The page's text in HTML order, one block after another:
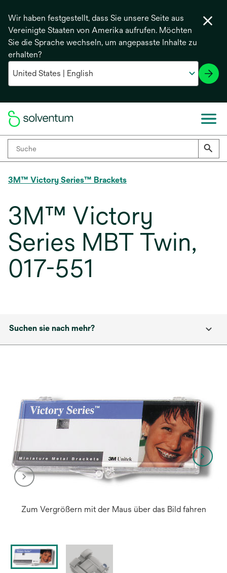
Wir haben festgestellt, dass Sie unsere Seite aus
Vereinigte Staaten von Amerika aufrufen. Möchten
Sie die Sprache wechseln, um angepasste Inhalte zu
erhalten?
3M™ Victory Series™ Brackets
3M™ Victory
Series MBT Twin,
017-551
Suchen sie nach mehr?
Zum Vergrößern mit der Maus über das Bild fahren